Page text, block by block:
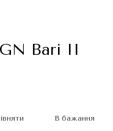
Bari II
В бажання